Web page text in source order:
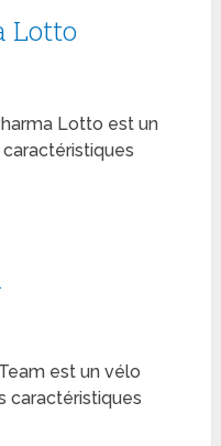
Lotto
Lotto est un
est un vélo
caractéristiques